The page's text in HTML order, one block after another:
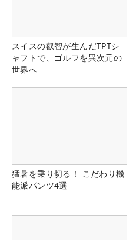
スイスの叡智が生んだTPTシ
ャフトで、ゴルフを異次元の
世界へ
猛暑を乗り切る！ こだわり機
能派パンツ4選